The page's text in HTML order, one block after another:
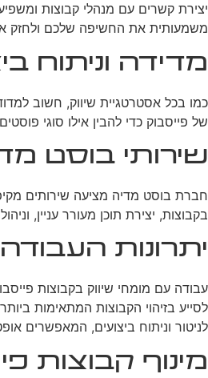
יצירת קשרים עם מנהלי קבוצות
משמעותית את החשיפה שלכם ולחזק
מדידה וניתוח
כמו בכל אסטרטגיית שיווק, חשוב
של פייסבוק כדי להבין אילו סוגי
שירותי בוסט
חברת בוסט מדיה מציעה שירותים
בקבוצות, יצירת תוכן מעורר עניין,
יתרונות
עבודה עם מומחי שיווק בקבוצות
לסייע בזיהוי הקבוצות המתאימות
לניטור וניתוח ביצועים, המאפשרים
מינוף קבוצות